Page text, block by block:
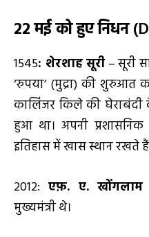
22 मई को हुए निधन
1545: शेरशाह सूरी – सूरी
‘रुपया’ (मुद्रा) की शुरुआत
कालिंजर किले की घेराबंदी
हुआ था। अपनी
इतिहास में खास स्थान रखते
2012: एफ़. ए. खोंगलाम
मुख्यमंत्री थे।